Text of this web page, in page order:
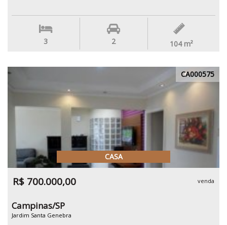
3 2 104 m²
CA000575
CASA
R$ 700.000,00 venda
Campinas/SP
Jardim Santa Genebra